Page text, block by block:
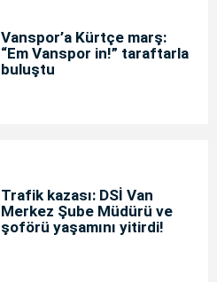
Vanspor’a Kürtçe marş:
“Em Vanspor in!” taraftarla
buluştu
Trafik kazası: DSİ Van
Merkez Şube Müdürü ve
şoförü yaşamını yitirdi!